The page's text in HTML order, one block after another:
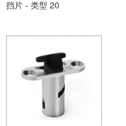
挡片 - 类型 20